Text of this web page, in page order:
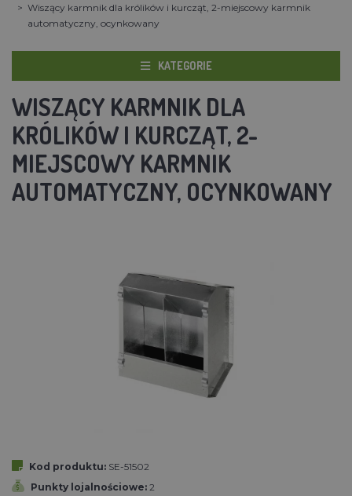
Wiszący karmnik dla królików i kurcząt, 2-miejscowy karmnik
automatyczny, ocynkowany
KATEGORIE
WISZĄCY KARMNIK DLA
KRÓLIKÓW I KURCZĄT, 2-
MIEJSCOWY KARMNIK
AUTOMATYCZNY, OCYNKOWANY
Kod produktu: SE-51502
Punkty lojalnościowe: 2